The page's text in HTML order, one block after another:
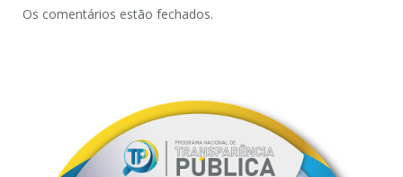
Os comentários estão fechados.